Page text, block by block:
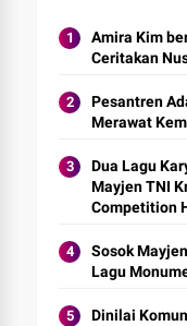
Amira Kim
Ceritakan
Pesantren
Merawat
Dua Lagu
Mayjen TNI
Competition
Sosok
Lagu
Dinilai